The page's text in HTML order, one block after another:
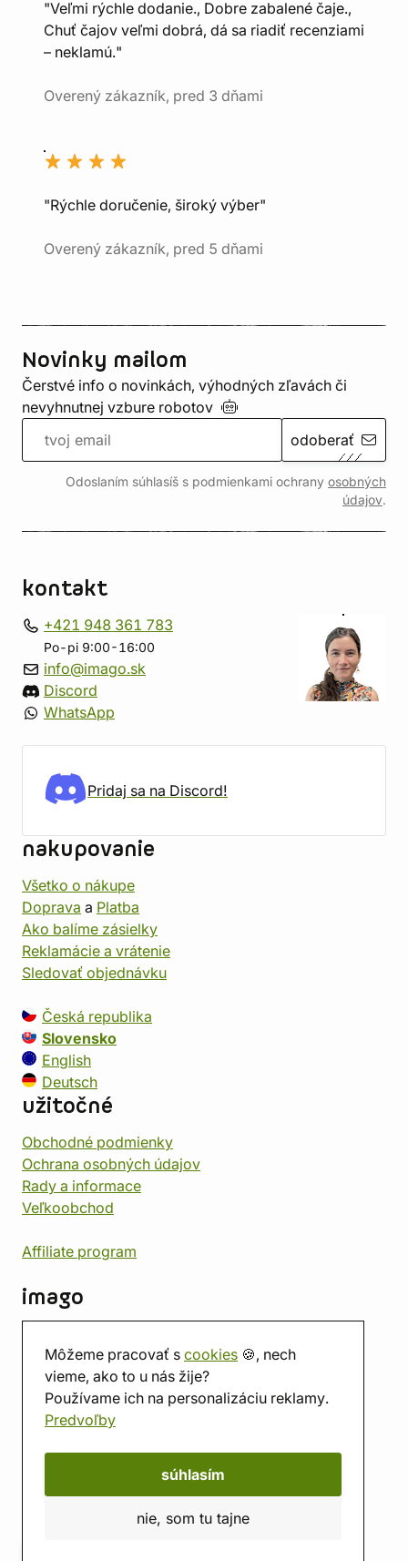
Môžeme pracovať s cookies 🍪, nech
vieme, ako to u nás žije?
Používame ich na personalizáciu reklamy.
Predvoľby
súhlasím
nie, som tu tajne
"Veľmi rýchle dodanie., Dobre zabalené čaje.,
Chuť čajov veľmi dobrá, dá sa riadiť recenziami
– neklamú."
Overený zákazník, pred 3 dňami
"Rýchle doručenie, široký výber"
Overený zákazník, pred 5 dňami
Novinky mailom
Čerstvé info o novinkách, výhodných zľavách či
nevyhnutnej vzbure robotov
odoberať
Odoslaním súhlasíš s podmienkami ochrany osobných
údajov.
kontakt
+421 948 361 783
Po-pi 9:00-16:00
info@imago.sk
Discord
WhatsApp
Pridaj sa na Discord!
nakupovanie
Všetko o nákupe
Doprava a Platba
Ako balíme zásielky
Reklamácie a vrátenie
Sledovať objednávku
Česká republika
Slovensko
English
Deutsch
užitočné
Obchodné podmienky
Ochrana osobných údajov
Rady a informace
Veľkoobchod
Affiliate program
imago
Predajňa
Herňa
O nás
Hodnotenie obchodu